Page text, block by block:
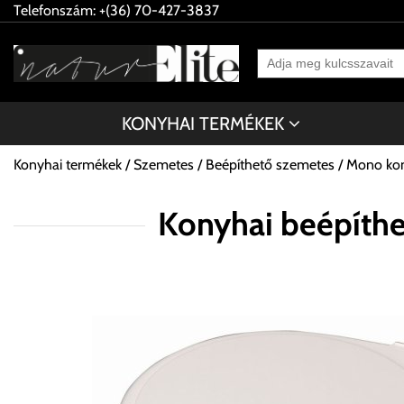
Telefonszám: +(36) 70-427-3837
KONYHAI TERMÉKEK
Konyhai termékek Szemetes Beépíthető szemetes Mono
Konyhai